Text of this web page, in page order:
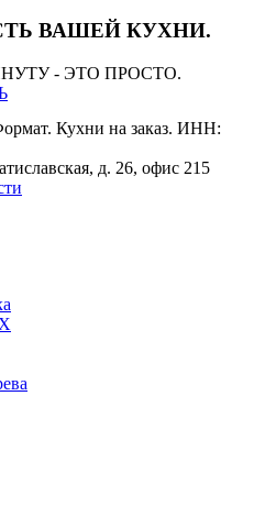
ВАШЕЙ КУХНИ.
- ЭТО ПРОСТО.
Кухни на заказ. ИНН:
д. 26, офис 215